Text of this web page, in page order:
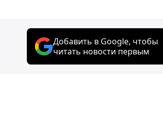
Добавить в Google, чтобы
читать новости первым